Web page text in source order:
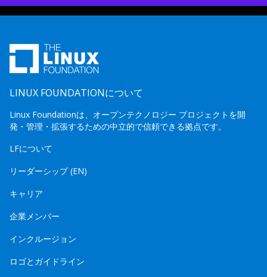
LINUX FOUNDATIONについて
Linux Foundationは、オープンテクノロジー プロジェクトを開
発・管理・拡張するための中立的で信頼できる拠点です。
LFについて
リーダーシップ (EN)
キャリア
企業メンバー
インクルージョン
ロゴとガイドライン